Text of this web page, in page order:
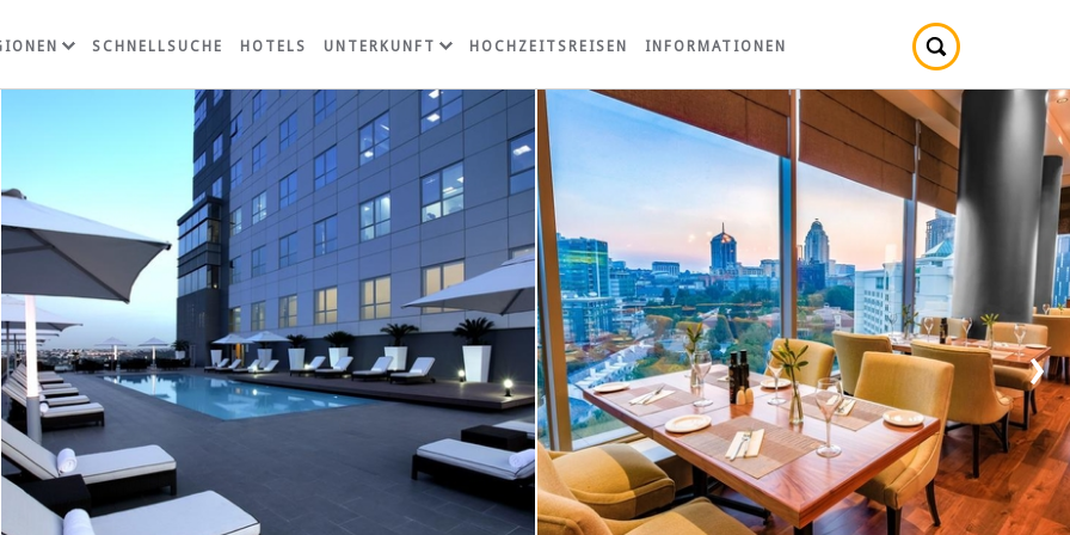
›
SCHNELLSUCHE HOTELS UNTERKUNFT HOCHZEITSREISEN INFORMATIONEN